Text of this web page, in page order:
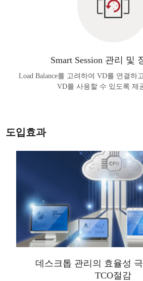
Smart Session 관리 및
Load Balance를 고려하여 VD를 연결하
VD를 사용할 수 있도록 제
도입효과
데스크톱 관리의 효율성
TCO절감